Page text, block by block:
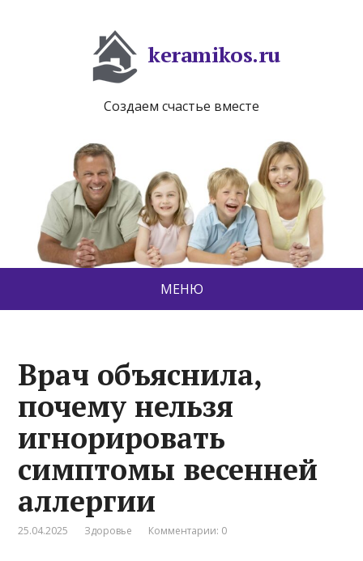
keramikos.ru
Создаем счастье вместе
МЕНЮ
Врач объяснила,
почему нельзя
игнорировать
симптомы весенней
аллергии
25.04.2025 Здоровье Комментарии: 0